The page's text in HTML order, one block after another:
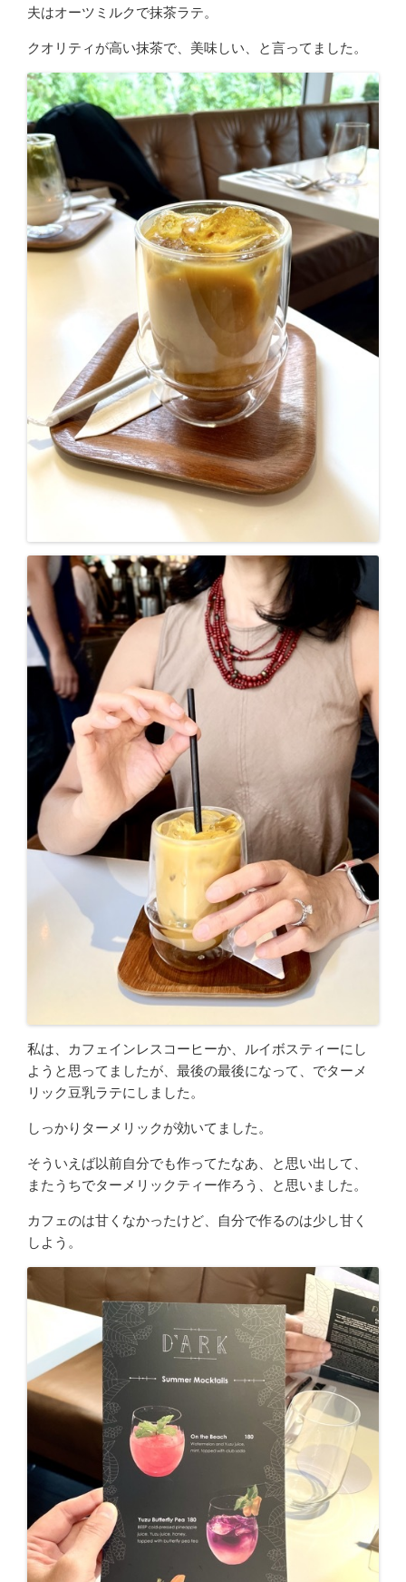
夫はオーツミルクで抹茶ラテ。
クオリティが高い抹茶で、美味しい、と言ってました。
私は、カフェインレスコーヒーか、ルイボスティーにし
ようと思ってましたが、最後の最後になって、でターメ
リック豆乳ラテにしました。
しっかりターメリックが効いてました。
そういえば以前自分でも作ってたなあ、と思い出して、
またうちでターメリックティー作ろう、と思いました。
カフェのは甘くなかったけど、自分で作るのは少し甘く
しよう。